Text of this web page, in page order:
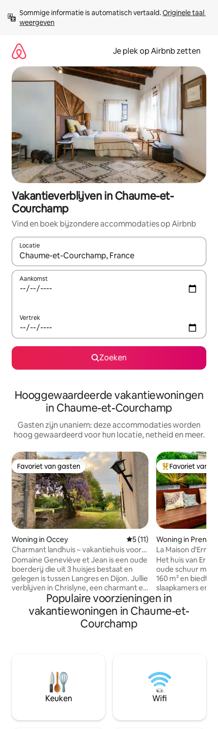
direct
naar
Sommige informatie is automatisch vertaald. Originele taal
weergeven
Je plek op Airbnb zetten
Vakantieverblijven in Chaume-et-
Courchamp
Vind en boek bijzondere accommodaties op Airbnb
Locatie
Wanneer er resultaten beschikbaar zijn, maak je een keuze
Aankomst
Vertrek
Zoeken
Hooggewaardeerde vakantiewoningen
in Chaume-et-Courchamp
Gasten zijn unaniem: deze accommodaties worden
hoog gewaardeerd voor hun locatie, netheid en meer.
Favoriet van gasten
Favoriet van gasten
Woning in Occey Gemiddelde beoordeling
5 (11)
Charmant landhuis – vakantiehuis voor
9 personen – Haute-Marne op het
platteland – vakantiehuis voor
9 personen – Haute-Marne
Domaine Geneviève et Jean is een oude
boerderij die uit 3 huisjes bestaat en
gelegen is tussen Langres en Dijon. Jullie
verblijven in Chrislyne, een charmant en
comfortabel landhuis op een groot
terrein met uitzicht op een vijver.
Geschikt voor 9 personen: 3
slaapkamers, 2 badkamers, gezellige
komen. In de buurt: historisch erfgoed,
4 meren, bossen, mandenvlechten,
keuken, natuur en wandelen.
Topfavoriet van
Favoriet van
Woning in Prenois
La Maison
Circuit /
Het huis van
oude schuur met
160 m² en biedt
slaapkamers en
Partner van het
2 minuten of 20
huis is de ideale
worden
poort.
Populaire voorzieningen in
vakantiewoningen in Chaume-et-
Courchamp
Keuken Wifi